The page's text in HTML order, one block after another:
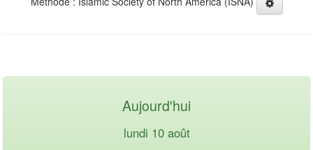
Aujourd'hui
lundi 10 août